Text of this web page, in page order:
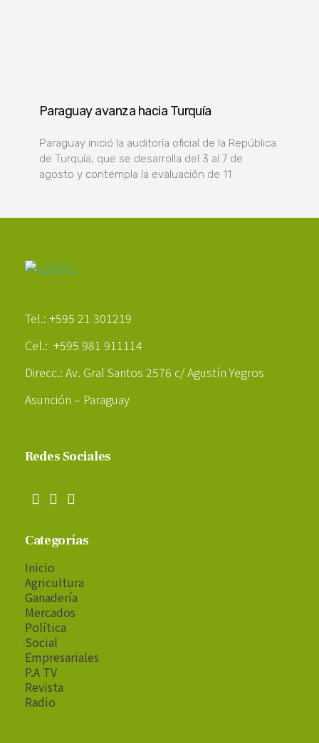
Paraguay avanza hacia Turquía
Paraguay inició la auditoría oficial de la República
de Turquía, que se desarrolla del 3 al 7 de
agosto y contempla la evaluación de 11
Tel.: +595 21 301219
Cel.: +595 981 911114
Direcc.: Av. Gral Santos 2576 c/ Agustín Yegros
Asunción – Paraguay
Redes Sociales
Categorías
Inicio
Agricultura
Ganadería
Mercados
Política
Social
Empresariales
P.A TV
Revista
Radio